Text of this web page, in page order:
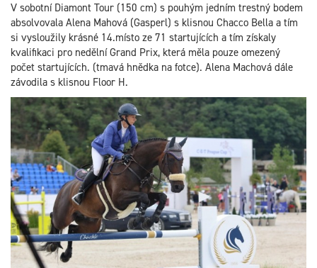
V sobotní Diamont Tour (150 cm) s pouhým jedním trestný bodem
absolvovala Alena Mahová (Gasperl) s klisnou Chacco Bella a tím
si vysloužily krásné 14.místo ze 71 startujících a tím získaly
kvalifikaci pro nedělní Grand Prix, která měla pouze omezený
počet startujících. (tmavá hnědka na fotce). Alena Machová dále
závodila s klisnou Floor H.